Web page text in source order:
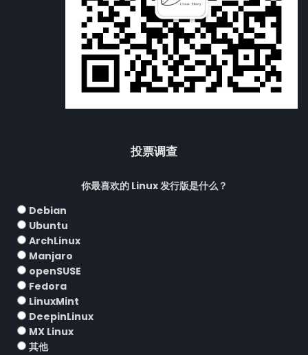
投票调查
你最喜欢的 Linux 发行版是什么？
Debian
Ubuntu
ArchLinux
Manjaro
openSUSE
Fedora
LinuxMint
DeepinLinux
MX Linux
其他